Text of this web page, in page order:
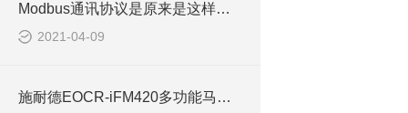
Modbus通讯协议是原来是这样的！
2021-04-09
施耐德EOCR-iFM420多功能马达保护器技术规范